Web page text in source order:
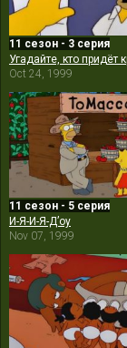
11 сезон - 3 серия
Oct 24, 1999
11 сезон - 5 серия
И-Я-И-Я-Д’оу
Nov 07, 1999